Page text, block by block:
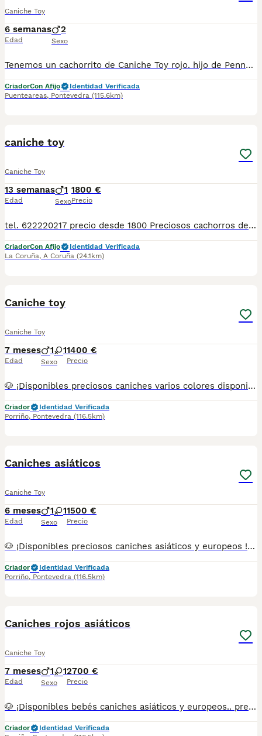
Caniche Toy
6 semanas
Edad
2
Sexo
Tenemos un cachorrito de Caniche Toy rojo. hijo de Penny 25cm y Shiko 23 cm. ¿Cómo trabajamos? Para nosotros, lo primero es la salud. Por eso, tanto el papá como la mamá tienen su pedigree y certificado de ADN. Además, están testeados para asegurar que estén libres de las 5 enfermedades hereditarias más comunes en la raza. Así, te llevas a casa a un perrito sano, con la tranquilidad de que no va a sufrir esas complicaciones. Crecen con nosotros, ¡como uno más de la familia! Desde que nacen, los cachorros están en casa. Se acostumbran a todo: nuestras conversaciones, las risas, la tele prendida y los ruidos de los electrodomésticos. Esa estimulación desde chiquititos es clave para que, cuando lleguen a tu hogar, sean unos perritos tranquilos, equilibrados y que se adapten de una. ¿Qué te entregamos con tu cachorro? Sus vacunas al día. Desparasitaciones a los 15 días y unos días antes de irse a su nueva casa. Su pasaporte europeo y microchip listo. Una revisión veterinaria completa: revisamos desde su corazoncito y pulmones, hasta su vista y oídos para que todo esté perfecto. ¿Quieres conocerlos? Nos encanta que vengas a verla, pero como debemos cuidar mucho su salud, todo es con cita previa. Hasta que tengan su primera vacuna, puedes verla sin problema, pero preferimos no tocarlos para evitar cualquier riesgo. Mientras tanto, te vamos mandando fotitos y videos cada semana para que no te pierdas ni un detalle de cómo van creciendo. Reserva y precio Pedimos una señal de 500€ que, por supuesto, se descuenta del precio final. Crianza con todo el cariño y responsabilidad Todo lo hacemos de forma profesional. Contamos con núcleo zoológico y afijo oficial, siguiendo todas las normas para que cada uno de nuestros pequeñitos crezca en el mejor ambiente posible y reciba la atención que se merece.
CriadorCon Afijo
Identidad Verificada
Puenteareas, Pontevedra (115.6km)
caniche toy
Caniche Toy
13 semanas
Edad
1
Sexo
1800 €
Precio
tel. 622220217 precio desde 1800 Preciosos cachorros de caniche Centro Canino zazacan es mucho más que un centro de cría , es una familia comprometida con el bienestar animal y la cría responsable, por ello todos nuestros bebés nacen y se crían en nuestras instalaciones , asegurando así un correcto desarrollo y una magnífica socialización, consiguiendo en cada ejemplar un carácter juguetón y extrovertido algo primordial para su adaptación como un miembro más en tu familia . Se entregan con sus correspondientes vacunas a la edad de cada cachorro, desparasitación, microchip implantado y carnet de primo vacunación. Garantía congénita y vírica por contrato. Nuestros cachorros son nacionales y criados en ambiente familiar. Nos avala la seriedad y profesionalidad. Estamos muy comprometidos con el bienestar animal, por ello cada cachorro recibe cuidados personalizados y supervisión constante, asegurando su bienestar y felicidad desde el primer día. Hacemos envíos a toda España con empresa de transporte privado, proporcionando un viaje confortable y ofreciendo las atenciones necesarias a nuestros bebés . Se puede ver sin compromiso con cita previa. Si quieres más información no dudes en contactar con nosotros Mostrar número de teléfono 622220217
CriadorCon Afijo
Identidad Verificada
La Coruña, A Coruña (24.1km)
Caniche toy
Caniche Toy
7 meses
Edad
1 1
Sexo
1400 €
Precio
🐶 ¡Disponibles preciosos caniches varios colores disponibles pregunta y te enseñamos ! Tenemos varios en colores blanco crema apricot rojo pimentón y negro. Se entregan con todo al día (vacunas y desparasitaciones chip y pasaporte) criados en ambiente familiar, con mucho cariño. Disponibles machos y hembras. 📍 Somos de Galicia, pero realizamos entregas en cualquier provincia. 💕 Háblame al 687 482 079 y te enseño lo que tenemos disponible. El precio puede variar según color y sexo
Criador
Identidad Verificada
Porriño, Pontevedra (116.5km)
Caniches asiáticos
Caniche Toy
6 meses
Edad
1 1
Sexo
1500 €
Precio
🐶 ¡Disponibles preciosos caniches asiáticos y europeos ! 🐶✨ Tenemos varios en colores rojos pimentón blancos crema apricot y negro. Se entregan con todo al día (vacunas y desparasitaciones chip y pasaporte) criados en ambiente familiar, con mucho cariño. Disponibles machos y hembras. 📍 Somos de Galicia, pero realizamos entregas en cualquier provincia. 💕 Háblame al 687 482 079 y te enseño lo que tenemos disponible. El precio puede variar según color y sexo
Criador
Identidad Verificada
Porriño, Pontevedra (116.5km)
Caniches rojos asiáticos
Caniche Toy
7 meses
Edad
1 1
Sexo
2700 €
Precio
🐶 ¡Disponibles bebés caniches asiáticos y europeos.. preguntar disponibilidad Tenemos varios en colores para entregar ya y para reservar. Se entregan con todo al día (vacunas y desparasitaciones chip y pasaporte) criados en ambiente familiar, con mucho cariño. Disponibles machos y hembras. 📍 Somos de Galicia, pero realizamos entregas en cualquier provincia. 💕 Háblame al 687 482 079 y te enseño lo que tenemos disponible. El precio puede variar según color y sexo
Criador
Identidad Verificada